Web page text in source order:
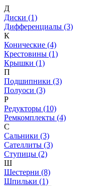
Д
Диски (1)
Дифференциалы (3)
К
Конические (4)
Крестовины (1)
Крышки (1)
П
Подшипники (3)
Полуоси (3)
Р
Редукторы (10)
Ремкомплекты (4)
С
Сальники (3)
Сателлиты (3)
Ступицы (2)
Ш
Шестерни (8)
Шпильки (1)